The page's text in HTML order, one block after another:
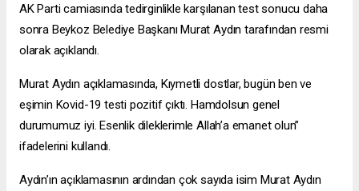
AK Parti camiasında tedirginlikle karşılanan test sonucu daha
sonra Beykoz Belediye Başkanı Murat Aydın tarafından resmi
olarak açıklandı.
Murat Aydın açıklamasında, Kıymetli dostlar, bugün ben ve
eşimin Kovid-19 testi pozitif çıktı. Hamdolsun genel
durumumuz iyi. Esenlik dileklerimle Allah’a emanet olun”
ifadelerini kullandı.
Aydın’ın açıklamasının ardından çok sayıda isim Murat Aydın